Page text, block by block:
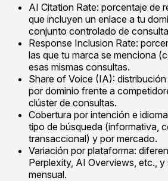
AI Citation Rate: porcentaje de
que incluyen un enlace a tu
conjunto controlado de
Response Inclusion Rate:
las que tu marca se menciona
esas mismas consultas.
Share of Voice (IA):
por dominio frente a
clúster de consultas.
Cobertura por intención e
tipo de búsqueda (informativa,
transaccional) y por mercado.
Variación por plataforma:
Perplexity, AI Overviews, etc.,
mensual.